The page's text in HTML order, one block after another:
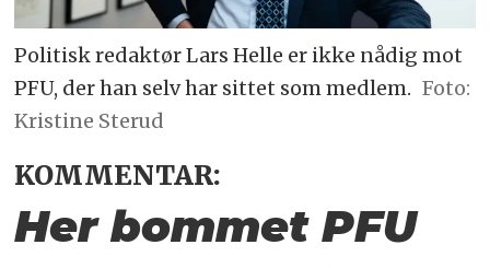
Politisk redaktør Lars Helle er ikke nådig mot
PFU, der han selv har sittet som medlem. Foto:
Kristine Sterud
KOMMENTAR:
Her bommet PFU